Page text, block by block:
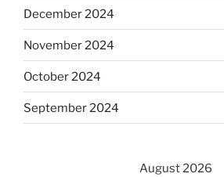
December 2024
November 2024
October 2024
September 2024
August 2026